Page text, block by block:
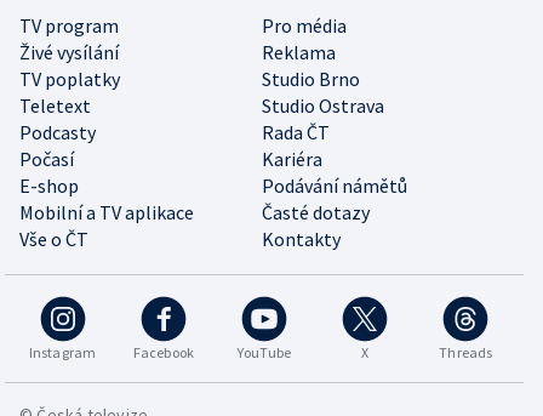
TV program
Pro média
Živé vysílání
Reklama
TV poplatky
Studio Brno
Teletext
Studio Ostrava
Podcasty
Rada ČT
Počasí
Kariéra
E-shop
Podávání námětů
Mobilní a TV aplikace
Časté dotazy
Vše o ČT
Kontakty
Instagram Facebook YouTube X Threads